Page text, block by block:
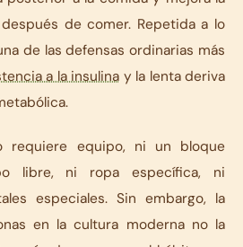
de comer. Repetida a lo
de las defensas ordinarias más
a la insulina y la lenta deriva
requiere equipo, ni un bloque
libre, ni ropa específica, ni
especiales. Sin embargo, la
en la cultura moderna no la